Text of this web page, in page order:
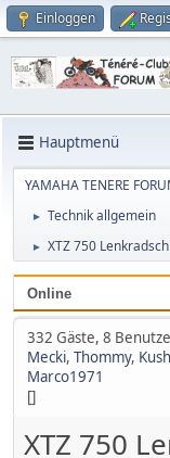
Einloggen
Hauptmenü
YAMAHA TENERE
► Technik allgemein
► XTZ 750
Online
332 Gäste, 8
Mecki, Thommy,
Marco1971
[]
XTZ 750